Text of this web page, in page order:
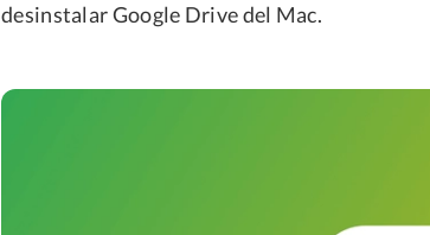
desinstalar Google Drive del Mac.